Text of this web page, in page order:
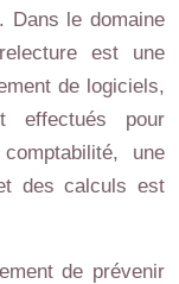
Dans le domaine
est une
de logiciels,
effectués pour
une
des calculs est
de prévenir